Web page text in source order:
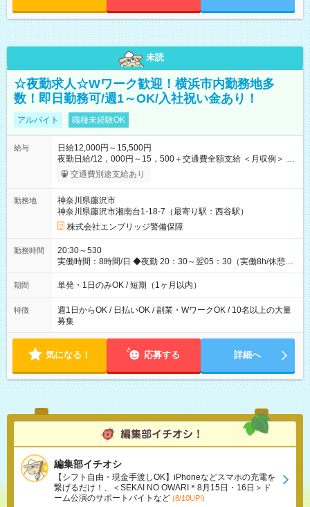
未読
☆夜勤求人☆Wワーク歓迎！横浜市内勤務地多
数！即日勤務可/週1～OK/入社祝い金あり！
アルバイト 職種未経験OK
給与
日給12,000円～15,500円
夜勤日給/12，000円～15，500＋交通費全額支給 ＜月収例＞ 日
給12，000円×22日間＝264，000円 ◆スタートダッシュに 入社
祝金最大200，000円を支給！ 研修手当(法定研修20時間)：24，
「全額」支給 公共交通機関を利用の履歴を提出で、交通費全額
支給！ 自動車通勤・バイク通勤もOK ※規程あり ◆日当保証 た
とえ仕事が1時間で終わっても 日当は全額お支払いします！ 業
者さんと協力し合って、早く仕事を終えるほど、お得……！ ◆
その他 資格応援手当・隊長手当等 アルバイトから社員雇用ま
でのキャリアアップを楽しめるスキームをご用意しております
交通費別途支給あり
勤務地
神奈川県藤沢市
神奈川県藤沢市湘南台1-18-7（最寄り駅：西谷駅）
株式会社エンブリッジ警備保障
勤務時間
20:30～530
実働時間：8時間/日 ◆夜勤 20：30～翌05：30（実働8h/休憩
1h） ※勤務地により勤務時間は多少変動あり ◆希望のシフトで
働ける！ 希望の勤務日数がありましたらご相談下さい。 週1
期間 単発・1日のみOK / 短期（1ヶ月以内）
特徴
週1日からOK / 日払いOK / 副業・WワークOK / 10名以上の大量
募集
気になる！ 応募する 詳細へ
編集部イチオシ
【シフト自由・現金手渡しOK】iPhoneなどスマホの充電を
繋げるだけ！、＜SEKAI NO OWARI＊8月15日・16日＞ド
ーム公演のサポートバイトなど (8/10UP!)